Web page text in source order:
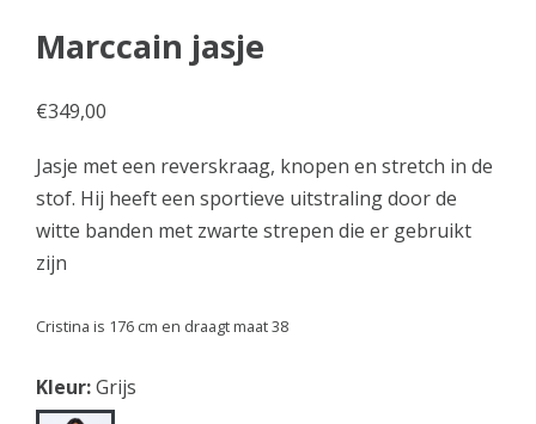
Marccain jasje
€349,00
Jasje met een reverskraag, knopen en stretch in de
stof. Hij heeft een sportieve uitstraling door de
witte banden met zwarte strepen die er gebruikt
zijn
Cristina is 176 cm en draagt maat 38
Kleur:Grijs